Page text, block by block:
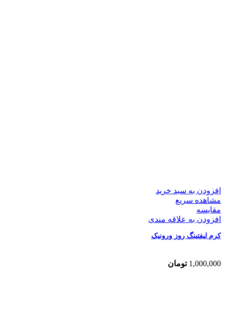
افزودن به سبد خرید
مشاهده سریع
مقایسه
افزودن به علاقه مندی
کرم لیفتینگ روز ورونیک
1,000,000 تومان